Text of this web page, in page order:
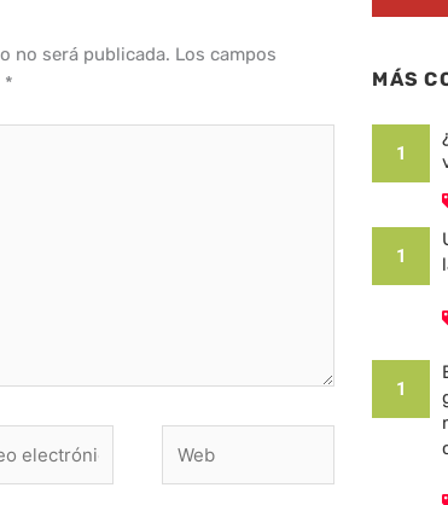
no será publicada. Los campos
* MÁS
1
1
1